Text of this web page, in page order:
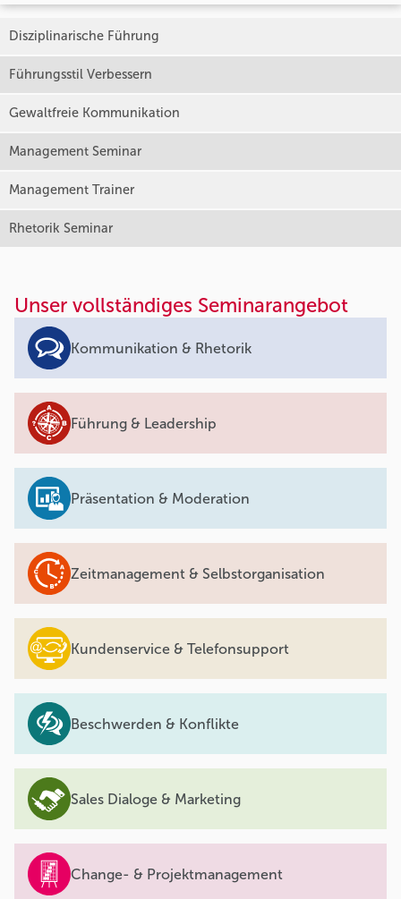
Disziplinarische Führung
Führungsstil Verbessern
Gewaltfreie Kommunikation
Management Seminar
Management Trainer
Rhetorik Seminar
Unser vollständiges Seminarangebot
Kommunikation & Rhetorik
Führung & Leadership
Präsentation & Moderation
Zeitmanagement & Selbstorganisation
Kundenservice & Telefonsupport
Beschwerden & Konflikte
Sales Dialoge & Marketing
Change- & Projektmanagement